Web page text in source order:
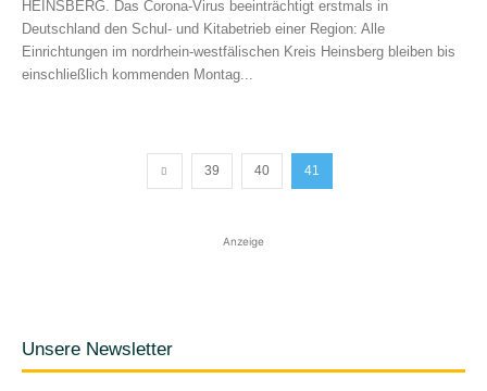
HEINSBERG. Das Corona-Virus beeinträchtigt erstmals in
Deutschland den Schul- und Kitabetrieb einer Region: Alle
Einrichtungen im nordrhein-westfälischen Kreis Heinsberg bleiben bis
einschließlich kommenden Montag...
39 40 41
Anzeige
Unsere Newsletter